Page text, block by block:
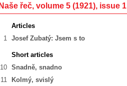
Naše řeč, volume 5 (1921), issue 1
Articles
1
Josef Zubatý: Jsem s to
Short articles
10
Snadně, snadno
11
Kolmý, svislý